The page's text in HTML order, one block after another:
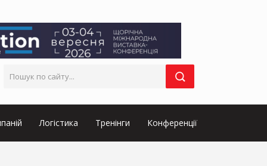
Логістика Тренінги Конференції